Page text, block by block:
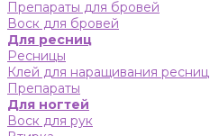
Препараты для бровей
Воск для бровей
Для ресниц
Ресницы
Клей для наращивания ресниц
Препараты
Для ногтей
Воск для рук